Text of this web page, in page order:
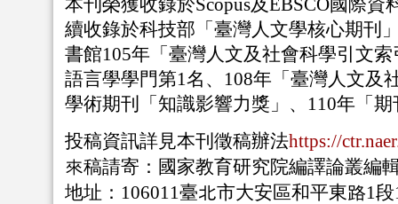
本刊榮獲收錄於Scopus及EBSCO國際資
續收錄於科技部「臺灣人文學核心期刊
書館105年「臺灣人文及社會科學引文
語言學學門第1名、 108年「臺灣人文及
學術期刊「知識影響力獎」、 110年「期
投稿資訊詳見本刊徵稿辦法https://
來稿請寄：國家教育研究院編譯論叢編
地址： 106011臺北市大安區和平東路1段